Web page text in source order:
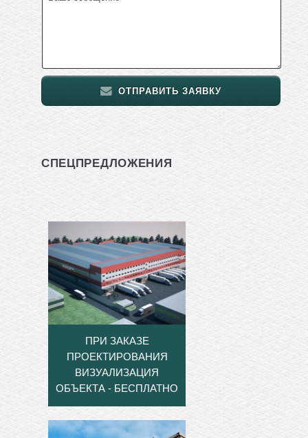
ОТПРАВИТЬ ЗАЯВКУ
СПЕЦПРЕДЛОЖЕНИЯ
ПРИ ЗАКАЗЕ
ПРОЕКТИРОВАНИЯ
ВИЗУАЛИЗАЦИЯ
ОБЪЕКТА - БЕСПЛАТНО